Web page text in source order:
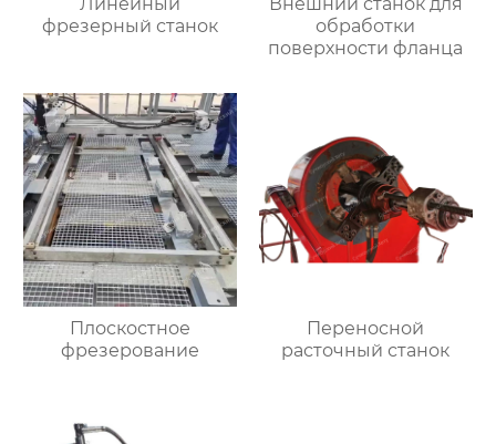
фрезерный станок
обработки
поверхности фланца
Плоскостное
фрезерование
Переносной
расточный станок